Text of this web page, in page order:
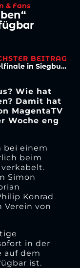
& Fans
BEITRAG
Viertelfinale in Siegburg: Letztes Duell 1986
Wie hat
Damit hat
MagentaTV
Woche eng
bei einem
beim
Simon
Konrad
Verein von
in der
auf dem
ist.